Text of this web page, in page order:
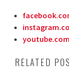
RELATED